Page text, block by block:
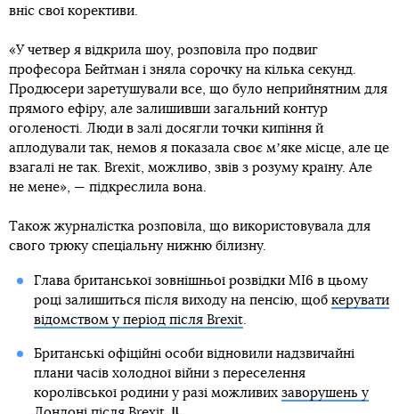
вніс свої корективи.
«У четвер я відкрила шоу, розповіла про подвиг
професора Бейтман і зняла сорочку на кілька секунд.
Продюсери заретушували все, що було неприйнятним для
прямого ефіру, але залишивши загальний контур
оголеності. Люди в залі досягли точки кипіння й
аплодували так, немов я показала своє мʼяке місце, але це
взагалі не так. Brexit, можливо, звів з розуму країну. Але
не мене», — підкреслила вона.
Також журналістка розповіла, що використовувала для
свого трюку спеціальну нижню білизну.
Глава британської зовнішньої розвідки МІ6 в цьому
році залишиться після виходу на пенсію, щоб керувати
відомством у період після Brexit.
Британські офіційні особи відновили надзвичайні
плани часів холодної війни з переселення
королівської родини у разі можливих заворушень у